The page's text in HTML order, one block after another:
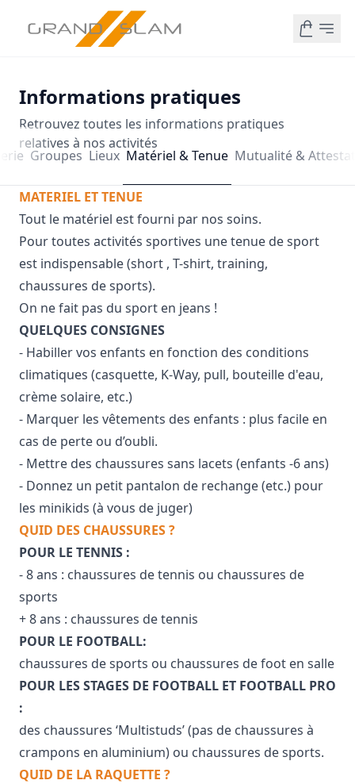
Informations pratiques
Retrouvez toutes les informations pratiques
relatives à nos activités
Groupes Lieux Matériel & Tenue Mutualité &
MATERIEL ET TENUE
Tout le matériel est fourni par nos soins.
Pour toutes activités sportives une tenue de sport
est indispensable (short , T-shirt, training,
chaussures de sports).
On ne fait pas du sport en jeans !
QUELQUES CONSIGNES
- Habiller vos enfants en fonction des conditions
climatiques (casquette, K-Way, pull, bouteille d'eau,
crème solaire, etc.)
- Marquer les vêtements des enfants : plus facile en
cas de perte ou d’oubli.
- Mettre des chaussures sans lacets (enfants -6 ans)
- Donnez un petit pantalon de rechange (etc.) pour
les minikids (à vous de juger)
QUID DES CHAUSSURES ?
POUR LE TENNIS :
- 8 ans : chaussures de tennis ou chaussures de
sports
+ 8 ans : chaussures de tennis
POUR LE FOOTBALL:
chaussures de sports ou chaussures de foot en salle
POUR LES STAGES DE FOOTBALL ET FOOTBALL PRO
:
des chaussures ‘Multistuds’ (pas de chaussures à
crampons en aluminium) ou chaussures de sports.
QUID DE LA RAQUETTE ?